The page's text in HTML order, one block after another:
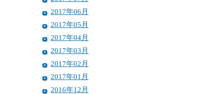
2017年06月
2017年05月
2017年04月
2017年03月
2017年02月
2017年01月
2016年12月